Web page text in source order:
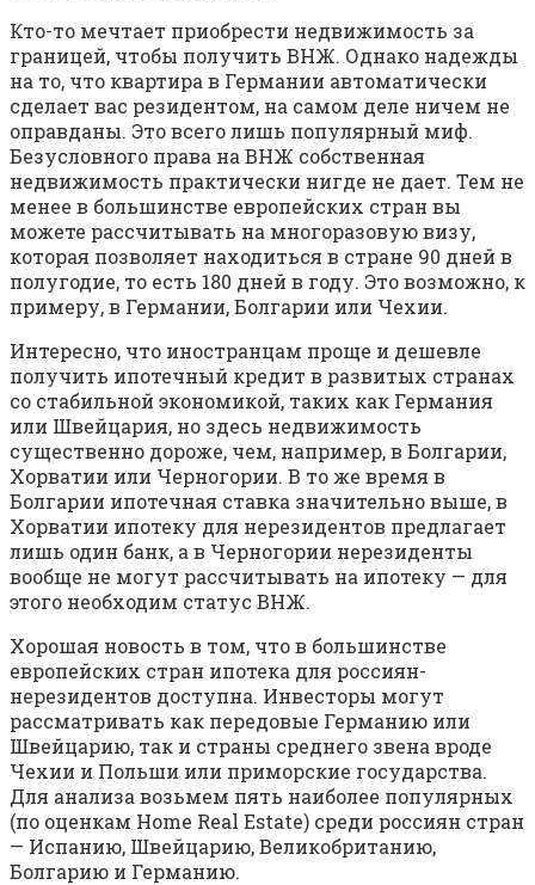
Кто-то мечтает приобрести недвижимость за
границей, чтобы получить ВНЖ. Однако надежды
на то, что квартира в Германии автоматически
сделает вас резидентом, на самом деле ничем не
оправданы. Это всего лишь популярный миф.
Безусловного права на ВНЖ собственная
недвижимость практически нигде не дает. Тем не
менее в большинстве европейских стран вы
можете рассчитывать на многоразовую визу,
которая позволяет находиться в стране 90 дней в
полугодие, то есть 180 дней в году. Это возможно, к
примеру, в Германии, Болгарии или Чехии.
Интересно, что иностранцам проще и дешевле
получить ипотечный кредит в развитых странах
со стабильной экономикой, таких как Германия
или Швейцария, но здесь недвижимость
существенно дороже, чем, например, в Болгарии,
Хорватии или Черногории. В то же время в
Болгарии ипотечная ставка значительно выше, в
Хорватии ипотеку для нерезидентов предлагает
лишь один банк, а в Черногории нерезиденты
вообще не могут рассчитывать на ипотеку — для
этого необходим статус ВНЖ.
Хорошая новость в том, что в большинстве
европейских стран ипотека для россиян-
нерезидентов доступна. Инвесторы могут
рассматривать как передовые Германию или
Швейцарию, так и страны среднего звена вроде
Чехии и Польши или приморские государства.
Для анализа возьмем пять наиболее популярных
(по оценкам Home Real Estate) среди россиян стран
— Испанию, Швейцарию, Великобританию,
Болгарию и Германию.